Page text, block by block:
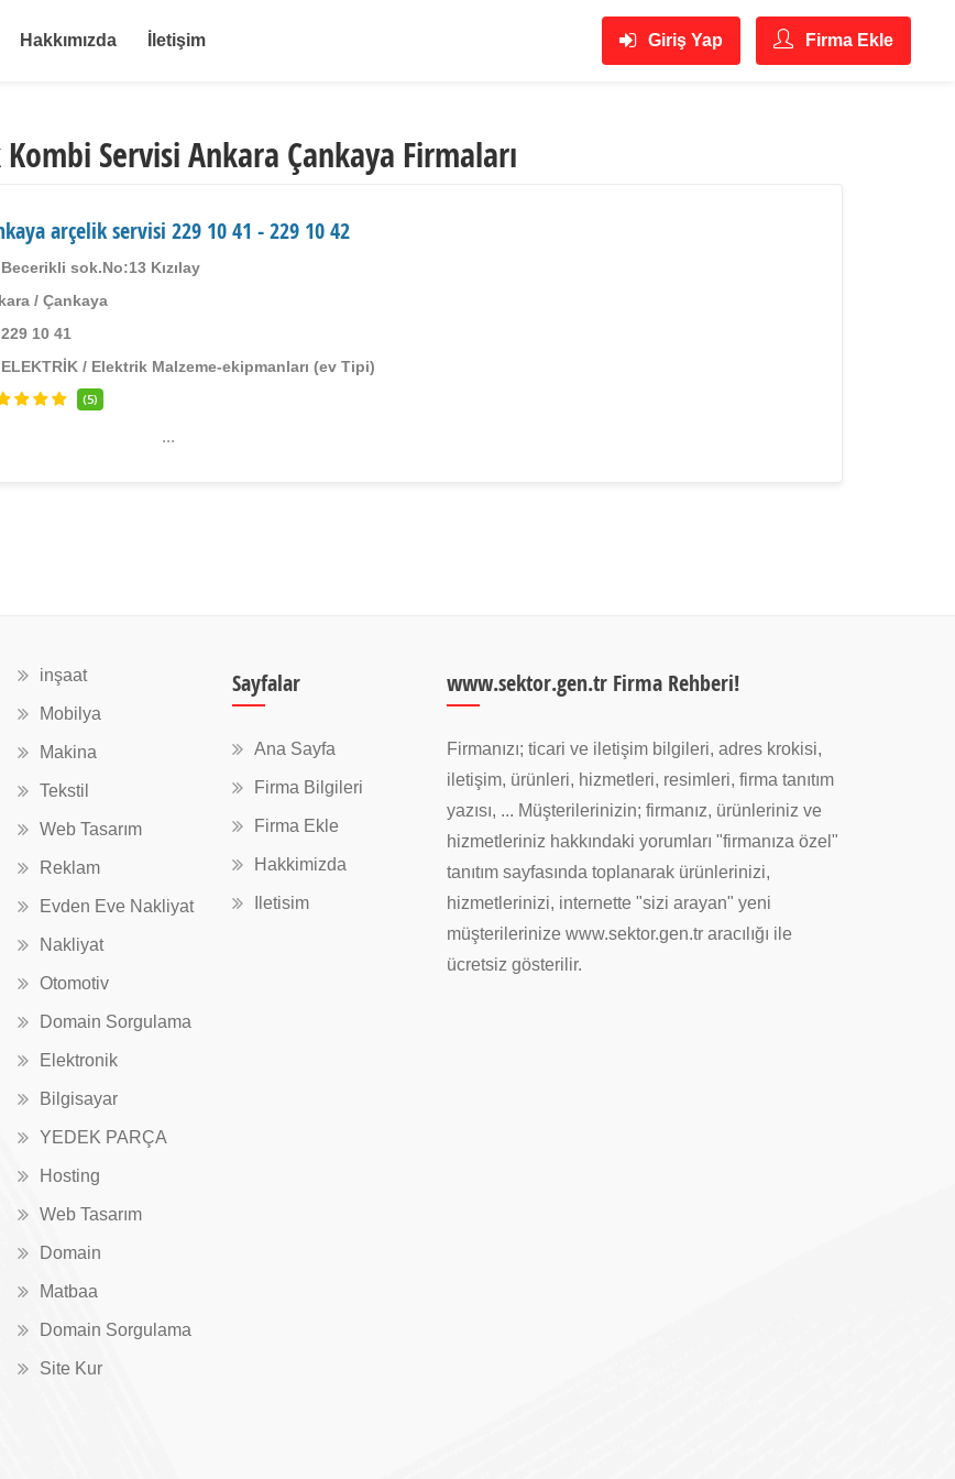
Hakkımızda İletişim Giriş Yap Firma Ekle
Servisi Ankara Çankaya Firmaları
arçelik servisi 229 10 41 - 229 10 42
Becerikli sok.No:13 Kızılay
/Çankaya
229 10 41
ELEKTRİK / Elektrik Malzeme-ekipmanları (ev Tipi)
(5)
inşaat
Mobilya
Makina
Tekstil
Web Tasarım
Reklam
Evden Eve Nakliyat
Nakliyat
Otomotiv
Domain Sorgulama
Elektronik
Bilgisayar
YEDEK PARÇA
Hosting
Web Tasarım
Domain
Matbaa
Domain Sorgulama
Site Kur
Sayfalar
Ana Sayfa
Firma Bilgileri
Firma Ekle
Hakkimizda
Iletisim
www.sektor.gen.tr Firma Rehberi!
Firmanızı; ticari ve iletişim bilgileri, adres krokisi,
iletişim, ürünleri, hizmetleri, resimleri, firma tanıtım
yazısı, ... Müşterilerinizin; firmanız, ürünleriniz ve
hizmetleriniz hakkındaki yorumları "firmanıza özel"
tanıtım sayfasında toplanarak ürünlerinizi,
hizmetlerinizi, internette "sizi arayan" yeni
müşterilerinize www.sektor.gen.tr aracılığı ile
ücretsiz gösterilir.